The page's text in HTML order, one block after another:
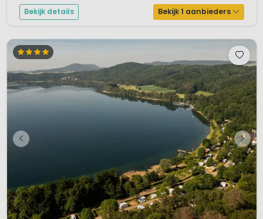
Bekijk details Bekijk 1 aanbieders